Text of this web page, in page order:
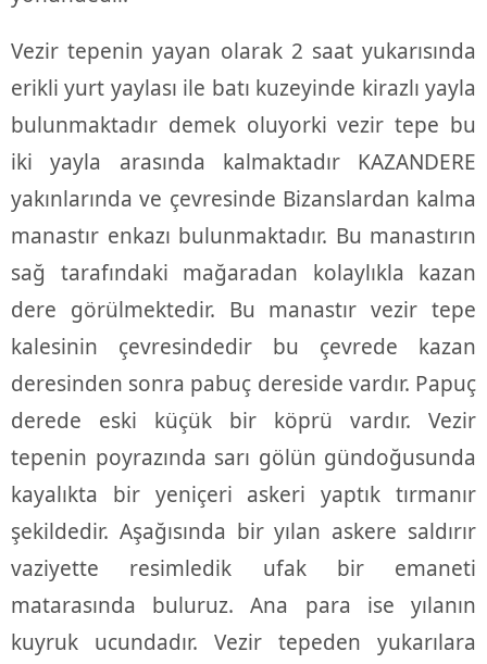
Vezir tepenin yayan olarak 2 saat yukarısında
erikli yurt yaylası ile batı kuzeyinde kirazlı yayla
bulunmaktadır demek oluyorki vezir tepe bu
iki yayla arasında kalmaktadır KAZANDERE
yakınlarında ve çevresinde Bizanslardan kalma
manastır enkazı bulunmaktadır. Bu manastırın
sağ tarafındaki mağaradan kolaylıkla kazan
dere görülmektedir. Bu manastır vezir tepe
kalesinin çevresindedir bu çevrede kazan
deresinden sonra pabuç dereside vardır. Papuç
derede eski küçük bir köprü vardır. Vezir
tepenin poyrazında sarı gölün gündoğusunda
kayalıkta bir yeniçeri askeri yaptık tırmanır
şekildedir. Aşağısında bir yılan askere saldırır
vaziyette resimledik ufak bir emaneti
matarasında buluruz. Ana para ise yılanın
kuyruk ucundadır. Vezir tepeden yukarılara